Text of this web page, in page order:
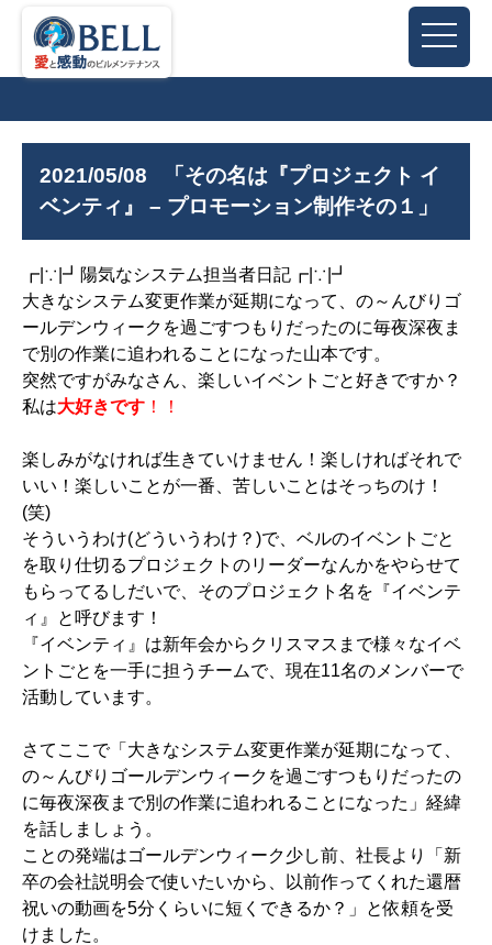
2021/05/08 「その名は『プロジェクト イ
ベンティ』 – プロモーション制作その１」
┏|∵|┛陽気なシステム担当者日記┏|∵|┛
大きなシステム変更作業が延期になって、の～んびりゴ
ールデンウィークを過ごすつもりだったのに毎夜深夜ま
で別の作業に追われることになった山本です。
突然ですがみなさん、楽しいイベントごと好きですか？
私は大好きです ！！
楽しみがなければ生きていけません！楽しければそれで
いい！楽しいことが一番、苦しいことはそっちのけ！
(笑)
そういうわけ(どういうわけ？)で、ベルのイベントごと
を取り仕切るプロジェクトのリーダーなんかをやらせて
もらってるしだいで、そのプロジェクト名を『イベンテ
ィ』と呼びます！
『イベンティ』は新年会からクリスマスまで様々なイベ
ントごとを一手に担うチームで、現在11名のメンバーで
活動しています。
さてここで「大きなシステム変更作業が延期になって、
の～んびりゴールデンウィークを過ごすつもりだったの
に毎夜深夜まで別の作業に追われることになった」経緯
を話しましょう。
ことの発端はゴールデンウィーク少し前、社長より「新
卒の会社説明会で使いたいから、以前作ってくれた還暦
祝いの動画を5分くらいに短くできるか？」と依頼を受
けました。